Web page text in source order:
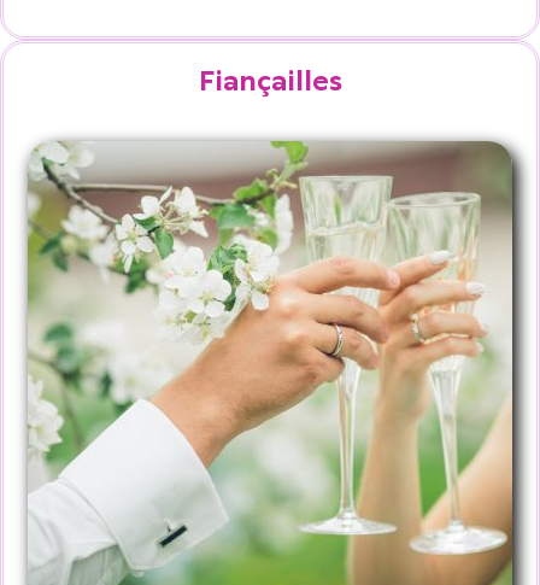
Fiançailles